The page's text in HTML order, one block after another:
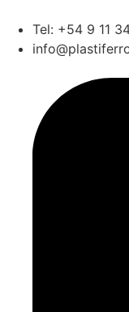
Tel: +54 9 11